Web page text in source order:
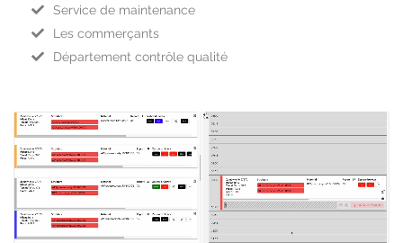
Service de maintenance
Les commerçants
Département contrôle qualité